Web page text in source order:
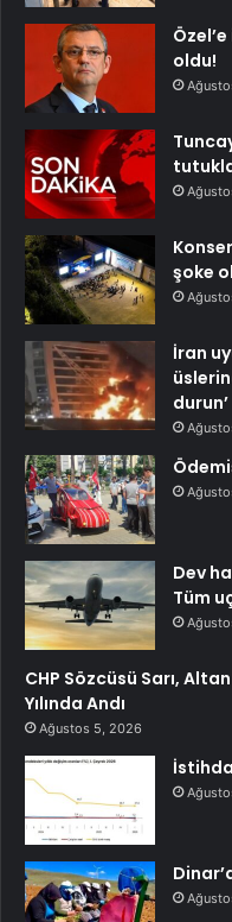
oldu!
şoke
İran
durun’
Dev
Tüm
CHP Sözcüsü Sarı,
Yılında Andı
Ağustos 5, 2026